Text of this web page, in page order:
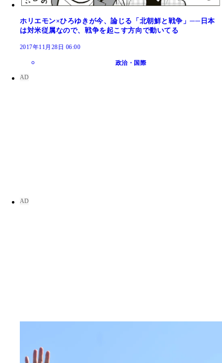
ホリエモン×ひろゆきが今、論じる「北朝鮮と戦争」──日本
は対米従属なので、戦争を起こす方向で動いてる
2017年11月28日 06:00
政治・国際